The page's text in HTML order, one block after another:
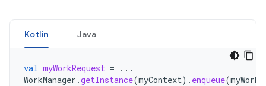
Kotlin Java
val myWorkRequest =
...
WorkManager .getInstance(myContext). enqueue(